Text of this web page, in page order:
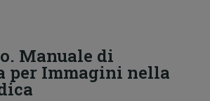
Manuale di
per Immagini nella